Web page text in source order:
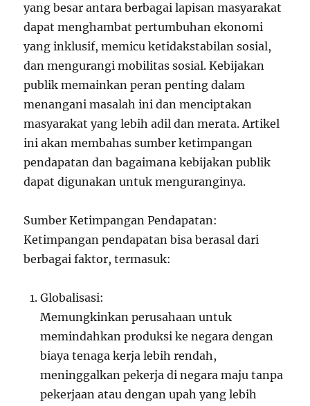
yang besar antara berbagai lapisan masyarakat
dapat menghambat pertumbuhan ekonomi
yang inklusif, memicu ketidakstabilan sosial,
dan mengurangi mobilitas sosial. Kebijakan
publik memainkan peran penting dalam
menangani masalah ini dan menciptakan
masyarakat yang lebih adil dan merata. Artikel
ini akan membahas sumber ketimpangan
pendapatan dan bagaimana kebijakan publik
dapat digunakan untuk menguranginya.
Sumber Ketimpangan Pendapatan:
Ketimpangan pendapatan bisa berasal dari
berbagai faktor, termasuk:
Globalisasi:
Memungkinkan perusahaan untuk
memindahkan produksi ke negara dengan
biaya tenaga kerja lebih rendah,
meninggalkan pekerja di negara maju tanpa
pekerjaan atau dengan upah yang lebih